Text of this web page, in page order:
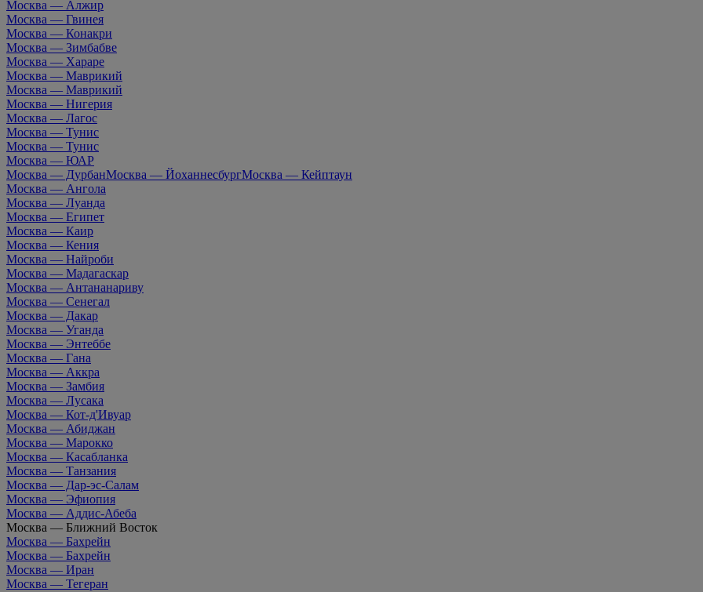
Москва — Алжир
Москва — Гвинея
Москва — Конакри
Москва — Зимбабве
Москва — Хараре
Москва — Маврикий
Москва — Маврикий
Москва — Нигерия
Москва — Лагос
Москва — Тунис
Москва — Тунис
Москва — ЮАР
Москва — ДурбанМосква — ЙоханнесбургМосква — Кейптаун
Москва — Ангола
Москва — Луанда
Москва — Египет
Москва — Каир
Москва — Кения
Москва — Найроби
Москва — Мадагаскар
Москва — Антананариву
Москва — Сенегал
Москва — Дакар
Москва — Уганда
Москва — Энтеббе
Москва — Гана
Москва — Аккра
Москва — Замбия
Москва — Лусака
Москва — Кот-д'Ивуар
Москва — Абиджан
Москва — Марокко
Москва — Касабланка
Москва — Танзания
Москва — Дар-эс-Салам
Москва — Эфиопия
Москва — Аддис-Абеба
Москва — Ближний Восток
Москва — Бахрейн
Москва — Бахрейн
Москва — Иран
Москва — Тегеран